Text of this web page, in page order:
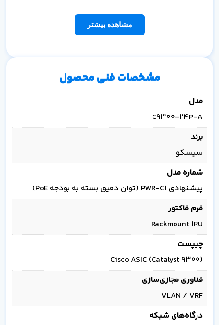
مشاهده بیشتر
مشخصات فنی محصول
مدل
C9300-24P-A
برند
سیسکو
شماره مدل
پیشنهادی PWR-C1 (توان دقیق بسته به بودجه PoE)
فرم فاکتور
Rackmount 1RU
چیپست
Cisco ASIC (Catalyst 9300)
فناوری مجازی‌سازی
VLAN / VRF
درگاه‌های شبکه